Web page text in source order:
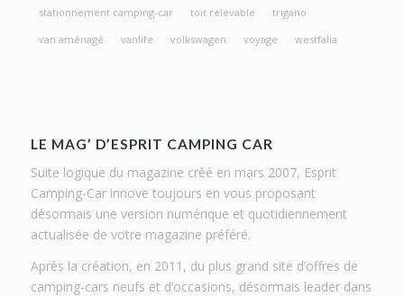
stationnement camping-car
toit relevable
trigano
van aménagé
vanlife volkswagen voyage westfalia
LE MAG’ D’ESPRIT CAMPING CAR
Suite logique du magazine créé en mars 2007, Esprit
Camping-Car innove toujours en vous proposant
désormais une version numérique et quotidiennement
actualisée de votre magazine préféré.
Après la création, en 2011, du plus grand site d’offres de
camping-cars neufs et d’occasions, désormais leader dans